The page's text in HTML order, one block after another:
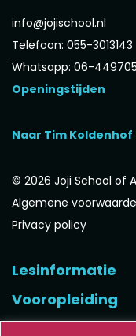
info@jojischool.nl
Telefoon: 055-3013143
Whatsapp: 06-
Openingstijden
Naar Tim Koldenhof
© 2026 Joji School of
Algemene
Privacy policy
Lesinformatie
Vooropleiding
Algemeen